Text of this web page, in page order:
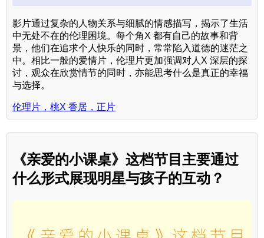
影片通过复杂的人物关系与细腻的情感描写，揭示了生活
中无处不在的伦理困境。每个角X 都有自己的故事和背
景，他们在追求个人快乐的同时，常常陷入道德的迷茫之
中。相比一般的爱情片，伦理片更加强调对人X 深层的探
讨，观众在欣赏情节的同时，亦能思考什么是真正的幸福
与选择。
伦理片，桃X 香居，正片
《亲爱的小课桌》这档节目主要通过
什么形式展现明星与孩子的互动？